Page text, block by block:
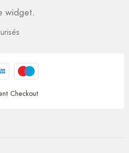
widget.
Checkout